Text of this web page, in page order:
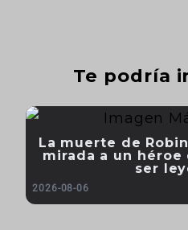
Te podría
La muerte de
mirada a un
ser
2026-08-06